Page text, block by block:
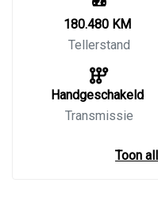
180.480 KM
Tellerstand
Handgeschakeld
Transmissie
Toon